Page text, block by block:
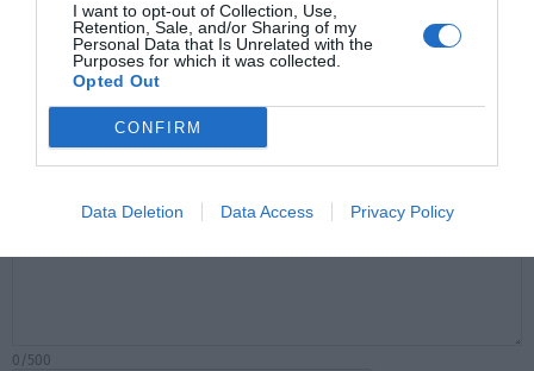
I want to opt-out of Collection, Use,
Retention, Sale, and/or Sharing of my
Personal Data that Is Unrelated with the
Purposes for which it was collected.
Opted Out
CONFIRM
Data Deletion Data Access Privacy Policy
Correo electrónico
0/500